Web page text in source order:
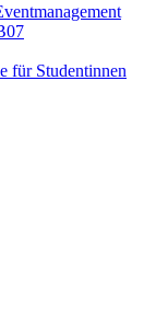
für Studentinnen